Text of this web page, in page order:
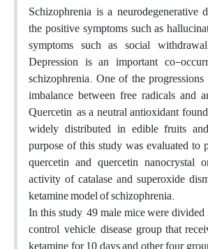
Schizophrenia is a neurodegenerative
the positive symptoms such as
symptoms such as social
Depression is an important co-
schizophrenia. One of the
imbalance between free radicals and
Quercetin, as a neutral antioxidant
widely distributed in edible fruits
purpose of this study was evaluated to
quercetin and quercetin nanocrystal
activity of catalase and superoxide
ketamine model of schizophrenia.
In this study, 49 male mice were
control, vehicle, disease group that